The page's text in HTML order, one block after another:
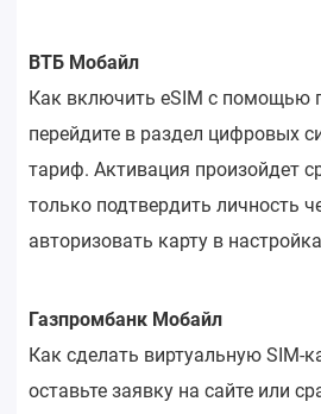
ВТБ Мобайл
Как включить eSIM с помощью
перейдите в раздел цифровых
тариф. Активация произойдет
только подтвердить личность
авторизовать карту в
Газпромбанк Мобайл
Как сделать виртуальную SIM-
оставьте заявку на сайте или